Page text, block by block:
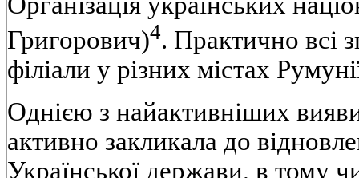
Григорович)4. Практично всі
філіали у різних містах
Однією з найактивніших
активно закликала до
Української держави, в тому